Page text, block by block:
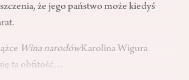
że jego państwo może kiedyś
Wina narodówKarolina Wigura
ta obfitość…